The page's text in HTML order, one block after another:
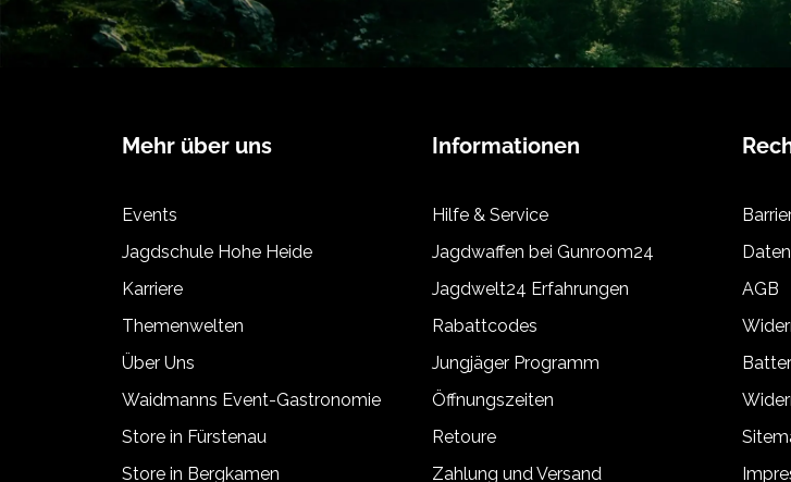
Mehr über uns
Events
Jagdschule Hohe Heide
Karriere
Themenwelten
Über Uns
Waidmanns Event-Gastronomie
Store in Fürstenau
Store in Bergkamen
Informationen
Hilfe & Service
Jagdwaffen bei Gunroom24
Jagdwelt24 Erfahrungen
Rabattcodes
Jungjäger Programm
Öffnungszeiten
Retoure
Zahlung und Versand
AGB